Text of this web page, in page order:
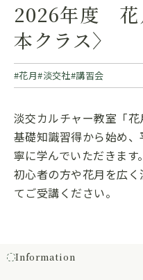
2026年度 花
本クラス〉
花月 淡交社 講習会
淡交カルチャー教室「花
基礎知識習得から始め
寧に学んでいただきます。
初心者の方や花月を広
てご受講ください。
Information